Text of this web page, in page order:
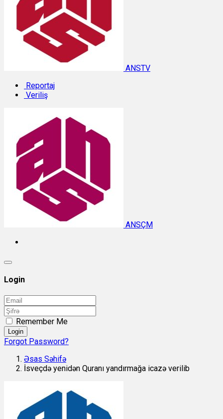
ANSTV
Reportaj
Veriliş
ANSÇM
Login
Remember Me
Login
Forgot Password?
Əsas Səhifə
İsveçdə yenidən Quranı yandırmağa icazə verilib